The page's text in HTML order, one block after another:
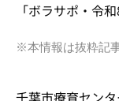
「ボラサポ・令
※本情報は抜粋記
千葉市療育セン